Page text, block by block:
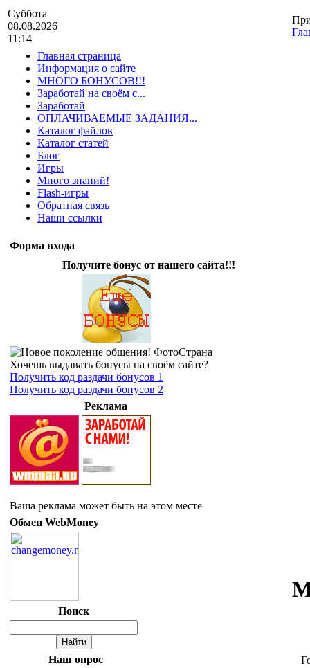
Суббота
08.08.2026
11:14
Главная страница
Информация о сайте
МНОГО БОНУСОВ!!!
Заработай на своём с...
Заработай
ОПЛАЧИВАЕМЫЕ ЗАДАНИЯ...
Каталог файлов
Каталог статей
Блог
Игры
Много знаний!
Flash-игры
Обратная связь
Наши ссылки
Форма входа
Получите бонус от нашего сайта!!!
Хочешь выдавать бонусы на своём сайте?
Получить код раздачи бонусов 1
Получить код раздачи бонусов 2
Реклама
Ваша реклама может быть на этом месте
Обмен WebMoney
Поиск
Наш опрос